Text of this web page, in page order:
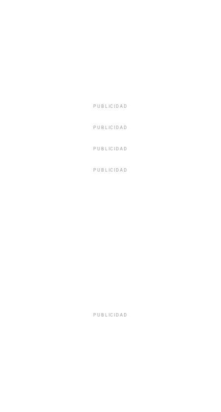
PUBLICIDAD
PUBLICIDAD
PUBLICIDAD
PUBLICIDAD
PUBLICIDAD